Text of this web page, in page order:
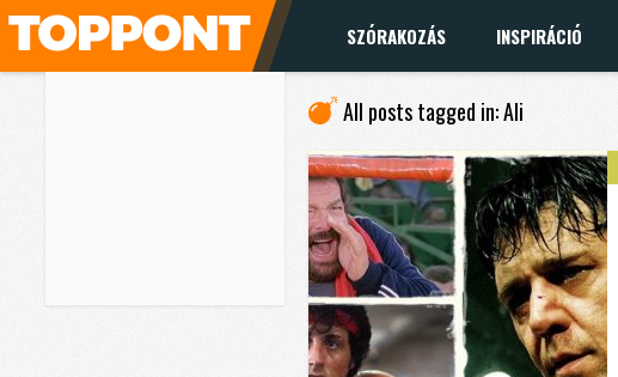
SZÓRAKOZÁS INSPIRÁCIÓ
All posts tagged in: Ali